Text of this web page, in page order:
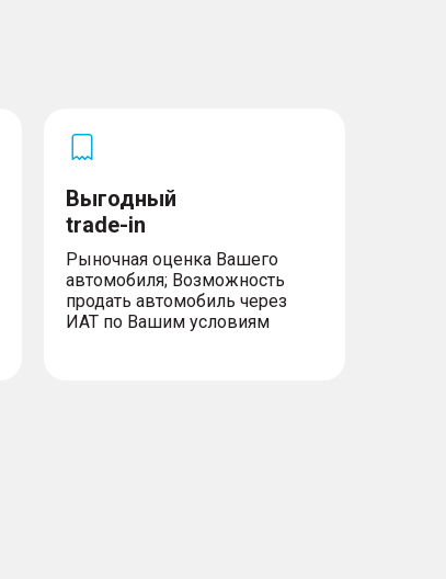
Выгодный
trade-in
Рыночная оценка Вашего
автомобиля; Возможность
продать автомобиль через
ИАТ по Вашим условиям